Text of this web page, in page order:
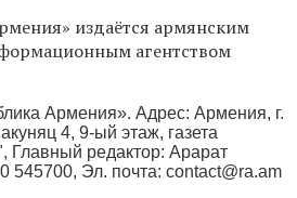
издаётся армянским
агентством
Армения». Адрес: Армения, г.
4, 9-ый этаж, газета
Главный редактор: Арарат
545700, Эл. почта: contact@ra.am